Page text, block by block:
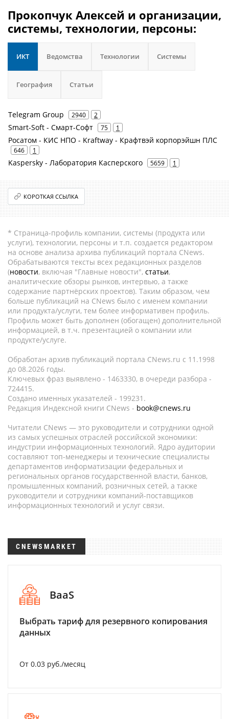
Прокопчук Алексей и организации,
системы, технологии, персоны:
ИКТ Ведомства Технологии Системы
География Статьи
Telegram Group 2940 2
Smart-Soft - Смарт-Софт 75 1
Росатом - КИС НПО - Kraftway - Крафтвэй корпорэйшн ПЛС
646 1
Kaspersky - Лаборатория Касперского 5659 1
КОРОТКАЯ ССЫЛКА
* Страница-профиль компании, системы (продукта или
услуги), технологии, персоны и т.п. создается редактором
на основе анализа архива публикаций портала CNews.
Обрабатываются тексты всех редакционных разделов
(новости, включая "Главные новости", статьи,
аналитические обзоры рынков, интервью, а также
содержание партнёрских проектов). Таким образом, чем
больше публикаций на CNews было с именем компании
или продукта/услуги, тем более информативен профиль.
Профиль может быть дополнен (обогащен) дополнительной
информацией, в т.ч. презентацией о компании или
продукте/услуге.
Обработан архив публикаций портала CNews.ru c 11.1998
до 08.2026 годы.
Ключевых фраз выявлено - 1463330, в очереди разбора -
724415.
Создано именных указателей - 199231.
Редакция Индексной книги CNews - book@cnews.ru
Читатели CNews — это руководители и сотрудники одной
из самых успешных отраслей российской экономики:
индустрии информационных технологий. Ядро аудитории
составляют топ-менеджеры и технические специалисты
департаментов информатизации федеральных и
региональных органов государственной власти, банков,
промышленных компаний, розничных сетей, а также
руководители и сотрудники компаний-поставщиков
информационных технологий и услуг связи.
CNEWSMARKET
BaaS
Выбрать тариф для резервного копирования
данных
От 0.03 руб./месяц